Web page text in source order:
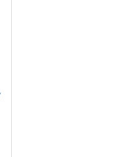
de la fin du